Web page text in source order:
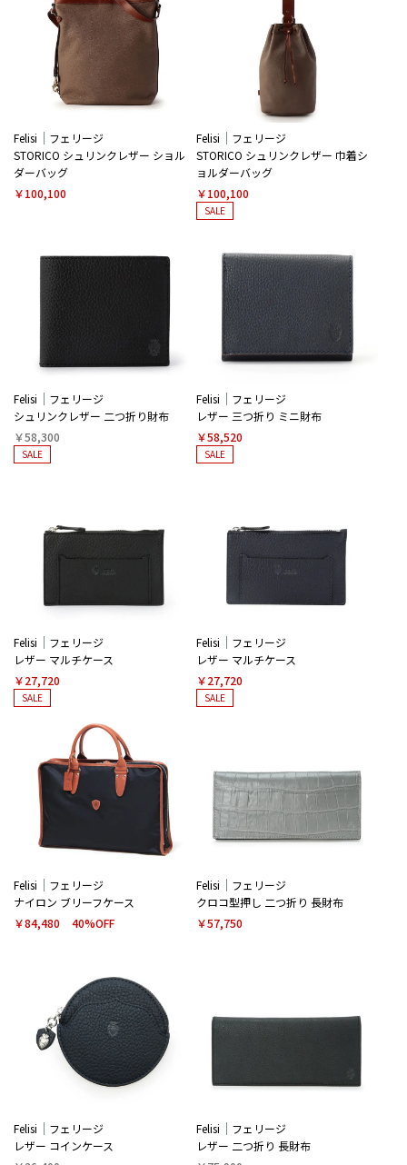
Felisi
フェリージ
STORICO シュリンクレザー ショル
ダーバッグ
￥100,100
Felisi
フェリージ
STORICO シュリンクレザー 巾着シ
ョルダーバッグ
￥100,100
Felisi
フェリージ
シュリンクレザー 二つ折り財布
￥58,300
SALE
Felisi
フェリージ
レザー 三つ折り ミニ財布
￥58,520
SALE
Felisi
フェリージ
レザー マルチケース
￥27,720
SALE
Felisi
フェリージ
レザー マルチケース
￥27,720
SALE
Felisi
フェリージ
ナイロン ブリーフケース
￥84,480
40%OFF
SALE
Felisi
フェリージ
クロコ型押し 二つ折り 長財布
￥57,750
Felisi
フェリージ
レザー コインケース
Felisi
フェリージ
レザー 二つ折り 長財布